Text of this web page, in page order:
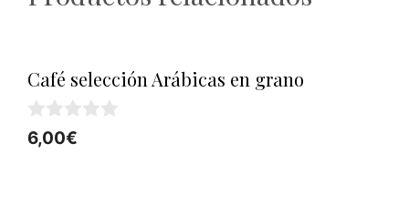
Café selección Arábicas en grano
0
d
6,00€